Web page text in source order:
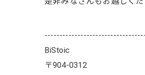
BiStoic
〒904-0312